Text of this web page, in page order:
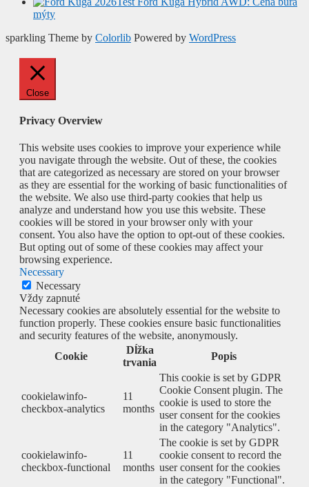
mýty
sparkling Theme by Colorlib Powered by WordPress
Close
Privacy Overview
This website uses cookies to improve your experience while
you navigate through the website. Out of these, the cookies
that are categorized as necessary are stored on your browser
as they are essential for the working of basic functionalities of
the website. We also use third-party cookies that help us
analyze and understand how you use this website. These
cookies will be stored in your browser only with your
consent. You also have the option to opt-out of these cookies.
But opting out of some of these cookies may affect your
browsing experience.
Necessary
Necessary
Vždy zapnuté
Necessary cookies are absolutely essential for the website to
function properly. These cookies ensure basic functionalities
and security features of the website, anonymously.
Cookie
Dĺžka
trvania
Popis
cookielawinfo-
checkbox-analytics
11
months
This cookie is set by GDPR
Cookie Consent plugin. The
cookie is used to store the
user consent for the cookies
in the category "Analytics".
cookielawinfo-
checkbox-functional
11
months
The cookie is set by GDPR
cookie consent to record the
user consent for the cookies
in the category "Functional".